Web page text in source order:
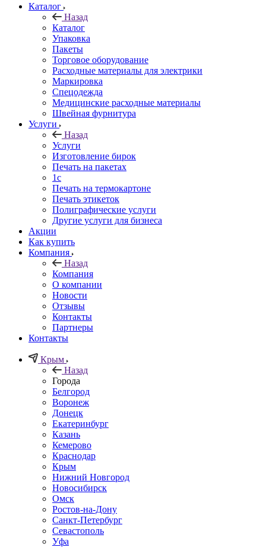
Каталог
Назад
Каталог
Упаковка
Пакеты
Торговое оборудование
Расходные материалы для электрики
Маркировка
Спецодежда
Медицинские расходные материалы
Швейная фурнитура
Услуги
Назад
Услуги
Изготовление бирок
Печать на пакетах
1c
Печать на термокартоне
Печать этикеток
Полиграфические услуги
Другие услуги для бизнеса
Акции
Как купить
Компания
Назад
Компания
О компании
Новости
Отзывы
Контакты
Партнеры
Контакты
Крым
Назад
Города
Белгород
Воронеж
Донецк
Екатеринбург
Казань
Кемерово
Краснодар
Крым
Нижний Новгород
Новосибирск
Омск
Ростов-на-Дону
Санкт-Петербург
Севастополь
Уфа